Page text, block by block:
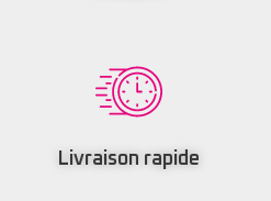
Livraison rapide